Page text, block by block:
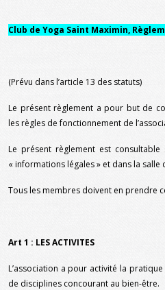
Club de Yoga Saint Maximin,
(Prévu dans l’article 13 des statuts)
Le présent règlement a pour but de
les règles de fonctionnement de
Le présent règlement est
« informations légales » et dans la salle
Tous les membres doivent en prendre
Art 1 : LES ACTIVITES
L’association a pour activité la
de disciplines concourant au bien-être.